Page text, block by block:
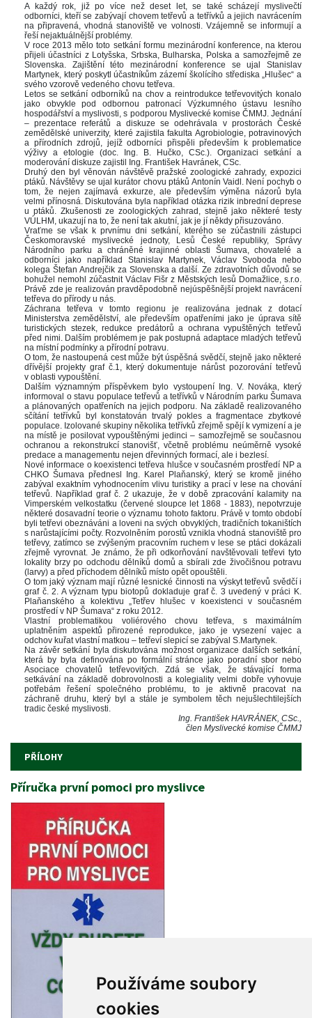
Používáme soubory
cookie
A každý rok, již po více než deset let, se také scházejí myslivečtí
odborníci, kteří se zabývají chovem tetřevů a tetřívků a jejich navrácením
na připravená, vhodná stanoviště ve volnosti. Vzájemně se informují a
řeší nejaktuálnější problémy.
V roce 2013 mělo toto setkání formu mezinárodní konference, na kterou
přijeli účastníci z Lotyšska, Srbska, Bulharska, Polska a samozřejmě ze
Slovenska. Zajištění této mezinárodní konference se ujal Stanislav
Martynek, který poskytl účastníkům zázemí školícího střediska „Hlušec“ a
vého vzorově vedeného chovu tetřeva.
Letos se setkání odborníků na chov a reintrodukce tetřevovitých konalo
jako obvykle pod odbornou patronací Výzkumného ústavu lesního
hospodářství a myslivosti, s podporou Myslivecké komise ČMMJ. Jednání
– prezentace referátů a diskuze se odehrávala v prostorách České
zemědělské univerzity, které zajistila fakulta Agrobiologie, potravinových
a přírodních zdrojů, jejíž odborníci přispěli především k problematice
výživy a etologie (doc. Ing. B. Hučko, CSc.). Organizaci setkání a
moderování diskuze zajistil Ing. František Havránek, CSc.
Druhý den byl věnován návštěvě pražské zoologické zahrady, expozici
ptáků. Návštěvy se ujal kurátor chovu ptáků Antonín Vaidl. Není pochyb o
tom, že nejen zajímavá exkurze, ale především výměna názorů byla
velmi přínosná. Diskutována byla například otázka rizik inbrední deprese
u ptáků. Zkušenosti ze zoologických zahrad, stejně jako některé testy
VÚLHM, ukazují na to, že není tak akutní, jak je jí někdy přisuzováno.
Vraťme se však k prvnímu dni setkání, kterého se zúčastnili zástupci
Českomoravské myslivecké jednoty, Lesů České republiky, Správy
Národního parku a chráněné krajinné oblasti Šumava, chovatelé a
odborníci jako například Stanislav Martynek, Václav Svoboda nebo
kolega Štefan Andrejčik za Slovenska a další. Ze zdravotních důvodů se
bohužel nemohl zúčastnit Václav Fišr z Městských lesů Domažlice, s.r.o.
Právě zde je realizován pravděpodobně nejúspěšnější projekt navrácení
tetřeva do přírody u nás.
Záchrana tetřeva v tomto regionu je realizována jednak z dotací
Ministerstva zemědělství, ale především opatřeními jako je úprava sítě
turistických stezek, redukce predátorů a ochrana vypuštěných tetřevů
před nimi. Dalším problémem je pak postupná adaptace mladých tetřevů
na místní podmínky a přírodní potravu.
O tom, že nastoupená cest může být úspěšná svědčí, stejně jako některé
dřívější projekty graf č.1, který dokumentuje nárůst pozorování tetřevů
v oblasti vypouštění.
Dalším významným příspěvkem bylo vystoupení Ing. V. Nováka, který
informoval o stavu populace tetřevů a tetřívků v Národním parku Šumava
a plánovaných opatřeních na jejich podporu. Na základě realizovaného
čítání tetřívků byl konstatován trvalý pokles a fragmentace zbytkové
populace. Izolované skupiny několika tetřívků zřejmě spějí k vymizení a je
na místě je posilovat vypouštěnými jedinci – samozřejmě se současnou
ochranou a rekonstrukcí stanovišť, včetně problému neúměrně vysoké
predace a managementu nejen dřevinných formací, ale i bezlesí.
Nové informace o koexistenci tetřeva hlušce v současném prostředí NP a
CHKO Šumava přednesl Ing. Karel Plaňanský, který se kromě jiného
zabýval exaktním vyhodnocením vlivu turistiky a prací v lese na chování
tetřevů. Například graf č. 2 ukazuje, že v době zpracování kalamity na
Vimperském velkostatku (červené sloupce let 1868 - 1883), nepotvrzuje
některé dosavadní teorie o významu tohoto faktoru. Právě v tomto období
byli tetřevi obeznáváni a loveni na svých obvyklých, tradičních tokaništích
narůstajícími počty. Rozvolněním porostů vznikla vhodná stanoviště pro
tetřevy, zatímco se zvýšeným pracovním ruchem v lese se ptáci dokázali
zřejmě vyrovnat. Je známo, že při odkorňování navštěvovali tetřevi tyto
lokality brzy po odchodu dělníků domů a sbírali zde živočišnou potravu
(larvy) a před příchodem dělníků místo opět opouštěli.
O tom jaký význam mají různé lesnické činnosti na výskyt tetřevů svědčí i
graf č. 2. A význam typu biotopů dokladuje graf č. 3 uvedený v práci K.
Plaňanského a kolektivu „Tetřev hlušec v koexistenci v současném
prostředí v NP Šumava“ z roku 2012.
Vlastní problematikou voliérového chovu tetřeva, s maximálním
uplatněním aspektů přirozené reprodukce, jako je vysezení vajec a
odchov kuřat vlastní matkou – tetřeví slepicí se zabýval S.Martynek.
Na závěr setkání byla diskutována možnost organizace dalších setkání,
která by byla definována po formální stránce jako poradní sbor nebo
Asociace chovatelů tetřevovitých. Zdá se však, že stávající forma
etkávání na základě dobrovolnosti a kolegiality velmi dobře vyhovuje
potřebám řešení společného problému, to je aktivně pracovat na
záchraně druhu, který byl a stále je symbolem těch nejušlechtilejších
tradic české myslivosti.
Ing. František HAVRÁNEK, CSc.,
člen Myslivecké komise ČMMJ
PŘÍLOHY
Příručka první pomoci pro myslivce